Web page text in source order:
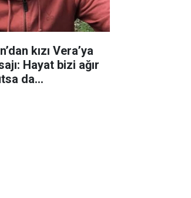
kızı Vera’ya
Hayat bizi ağır
da...